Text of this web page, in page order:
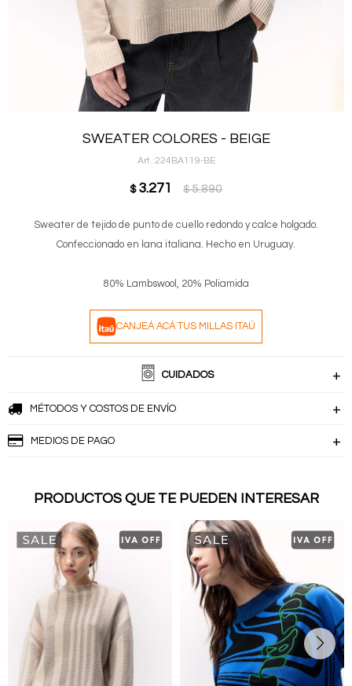
SWEATER COLORES - BEIGE
224BA119-BE
$ 3.271 $ 5.890
Sweater de tejido de punto de cuello redondo y calce holgado.
Confeccionado en lana italiana. Hecho en Uruguay.
80% Lambswool, 20% Poliamida
CANJEÁ ACÁ TUS MILLAS ITAÚ
CUIDADOS
MÉTODOS Y COSTOS DE ENVÍO
MEDIOS DE PAGO
PRODUCTOS QUE TE PUEDEN INTERESAR